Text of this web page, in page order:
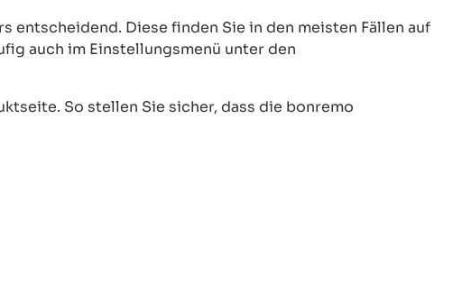
entscheidend. Diese finden Sie in den meisten Fällen auf
auch im Einstellungsmenü unter den
So stellen Sie sicher, dass die bonremo